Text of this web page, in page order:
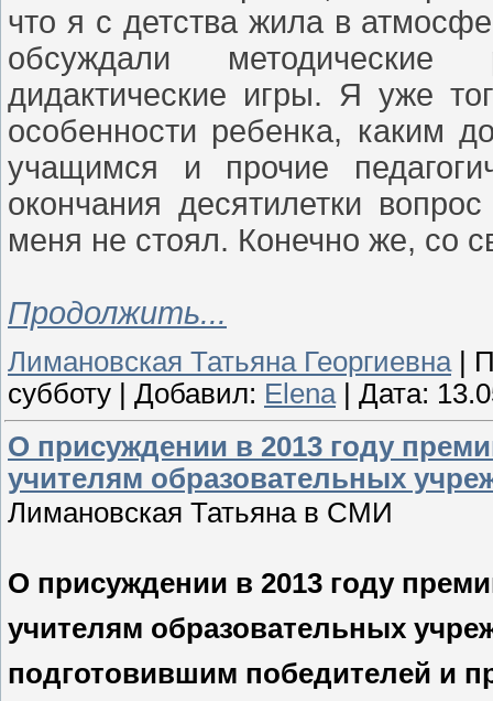
что я с детства жила в
обсуждали методические
дидактические игры. Я уже
особенности ребенка, каким
учащимся и прочие
окончания десятилетки
меня не стоял. Конечно же, со
Продолжить...
Лимановская Татьяна Георгиевна|
субботу
Добавил: Elena| Дата:
О присуждении в 2013 году
учителям образовательных
Лимановская Татьяна в СМИ
О присуждении в 2013 году
учителям образовательных
подготовившим победителей и